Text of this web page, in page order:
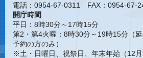
電話：0954-67-0311 FAX：0954-67-
開庁時間
平日：8時30分～17時15分
第2・第4火曜：8時30分～19時15分（
予約の方のみ）
※土・日曜日、祝祭日、年末年始（12